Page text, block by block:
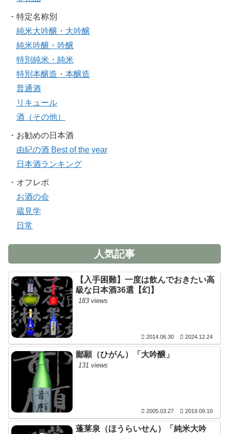
・特定名称別
純米大吟醸・大吟醸
純米吟醸・吟醸
特別純米・純米
特別本醸造・本醸造
普通酒
リキュール
酒（その他）
・お勧めの日本酒
由紀の酒 Best of the year
日本酒ランキング
・オフレポ
お酒の会
蔵見学
日常
人気記事
【入手困難】一度は飲んでおきたい高
級な日本酒36選【幻】
183 views
2014.06.30 2024.12.24
鄙願（ひがん）「大吟醸」
131 views
2005.03.27 2019.09.10
蓬莱泉（ほうらいせん）「純米大吟